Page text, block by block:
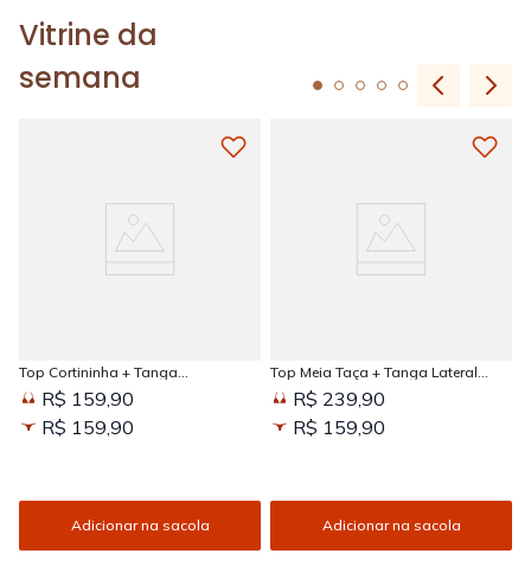
Vitrine da
semana
Top Cortininha + Tanga
Amarradinha Estampada Sun
KissedR$ 159,90
R$ 159,90
Adicionar na sacola
Top Meia Taça + Tanga Lateral
Larga Estampada Sun Kissed
R$ 239,90
R$ 159,90
Adicionar na sacola